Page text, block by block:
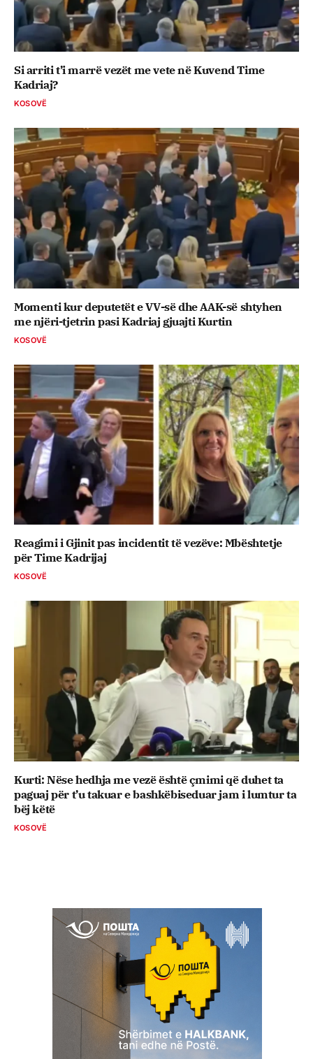
Si arriti t’i marrë vezët me vete në Kuvend Time
Kadriaj?
KOSOVË
Momenti kur deputetët e VV-së dhe AAK-së shtyhen
me njëri-tjetrin pasi Kadriaj gjuajti Kurtin
KOSOVË
Reagimi i Gjinit pas incidentit të vezëve: Mbështetje
për Time Kadrijaj
KOSOVË
Kurti: Nëse hedhja me vezë është çmimi që duhet ta
paguaj për t’u takuar e bashkëbiseduar jam i lumtur ta
bëj këtë
KOSOVË